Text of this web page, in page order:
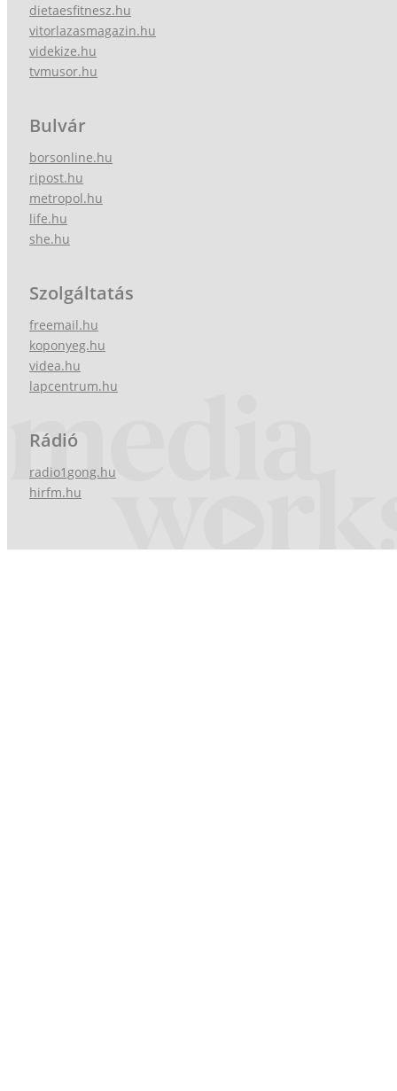
dietaesfitnesz.hu
vitorlazasmagazin.hu
videkize.hu
tvmusor.hu
Bulvár
borsonline.hu
ripost.hu
metropol.hu
life.hu
she.hu
Szolgáltatás
freemail.hu
koponyeg.hu
videa.hu
lapcentrum.hu
Rádió
radio1gong.hu
hirfm.hu